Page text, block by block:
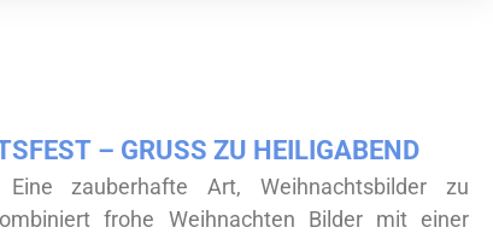
– GRUSS ZU HEILIGABEND
Eine zauberhafte Art, Weihnachtsbilder zu
frohe Weihnachten Bilder mit einer